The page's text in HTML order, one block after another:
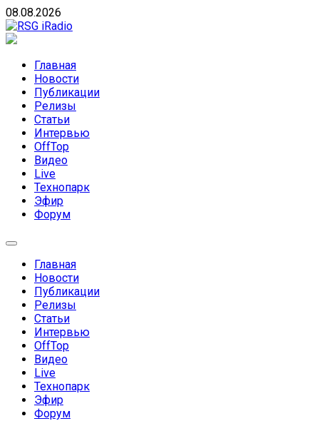
Skip
to
content
08.08.2026
направлений без возрастных ограничений
Главная
Новости
Публикации
Релизы
Статьи
Интервью
OffTop
Видео
Live
Технопарк
Эфир
Форум
Главная
Новости
Публикации
Релизы
Статьи
Интервью
OffTop
Видео
Live
Технопарк
Эфир
Форум